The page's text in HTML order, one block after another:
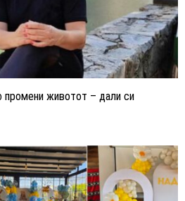
промени животот – дали си